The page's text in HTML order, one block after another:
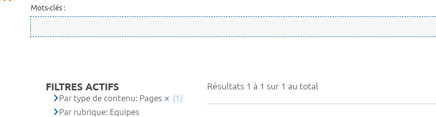
Mots-clés :
Résultats 1 à 1 sur 1 au total
FILTRES ACTIFS
Par type de contenu: Pages
(1)
Par rubrique: Equipes